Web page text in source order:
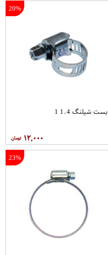
20%
بست شیلنگ 1.4 1
۱۲,۰۰۰
23%